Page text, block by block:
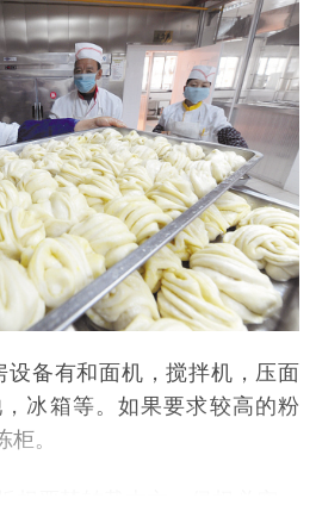
有和面机，搅拌机，压面
冰箱等。如果要求较高的粉
。